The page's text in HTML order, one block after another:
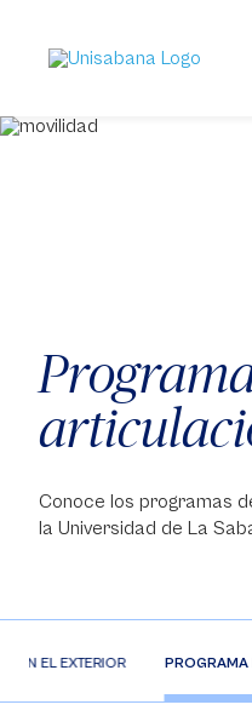
contenido
principal
Conoce los programas
la Universidad de La
EN EL EXTERIOR PROGRAMA